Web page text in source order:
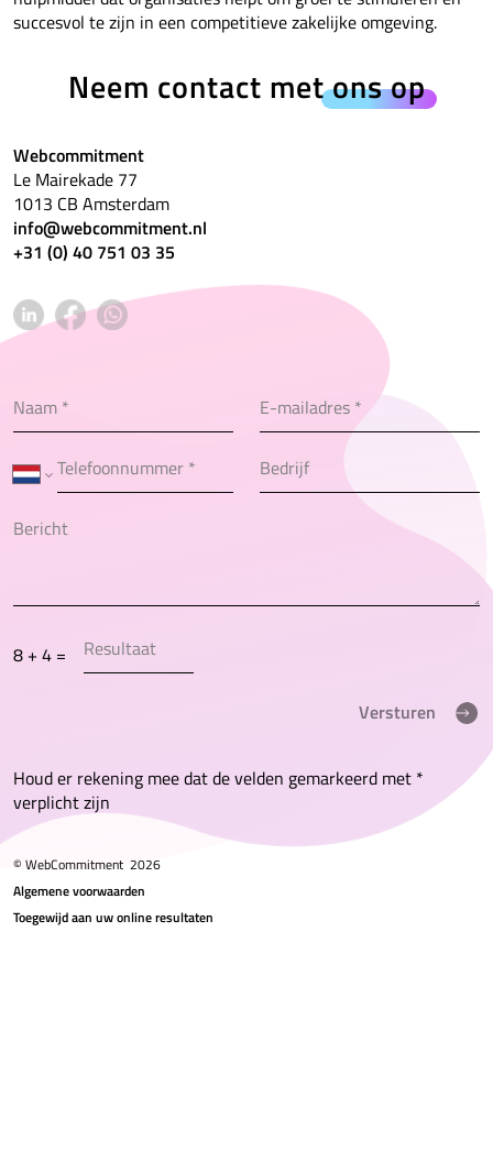
succesvol te zijn in een competitieve zakelijke omgeving.
Neem contact metons op
Webcommitment
Le Mairekade 77
1013 CB Amsterdam
info@webcommitment.nl
+31 (0) 40 751 03 35
8 + 4 =
Versturen
Houd er rekening mee dat de velden gemarkeerd met *
verplicht zijn
© WebCommitment 2026
Algemene voorwaarden
Toegewijd aan uw online resultaten